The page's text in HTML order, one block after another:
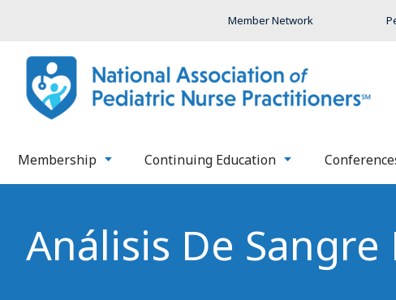
Member Network
Membership Continuing Education
Análisis De